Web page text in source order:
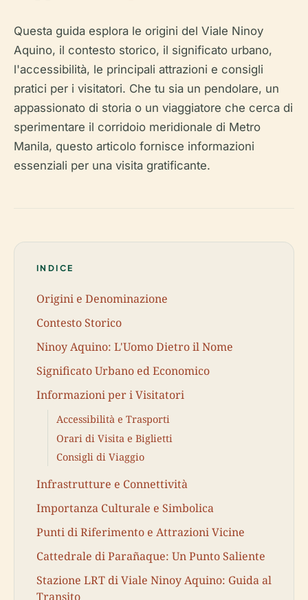
Questa guida esplora le origini del Viale Ninoy
Aquino, il contesto storico, il significato urbano,
l'accessibilità, le principali attrazioni e consigli
pratici per i visitatori. Che tu sia un pendolare, un
appassionato di storia o un viaggiatore che cerca di
sperimentare il corridoio meridionale di Metro
Manila, questo articolo fornisce informazioni
essenziali per una visita gratificante.
INDICE
Origini e Denominazione
Contesto Storico
Ninoy Aquino: L'Uomo Dietro il Nome
Significato Urbano ed Economico
Informazioni per i Visitatori
Accessibilità e Trasporti
Orari di Visita e Biglietti
Consigli di Viaggio
Infrastrutture e Connettività
Importanza Culturale e Simbolica
Punti di Riferimento e Attrazioni Vicine
Cattedrale di Parañaque: Un Punto Saliente
Stazione LRT di Viale Ninoy Aquino: Guida al
Transito